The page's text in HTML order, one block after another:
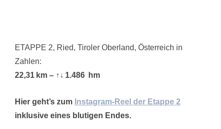
ETAPPE 2, Ried, Tiroler Oberland, Österreich in
Zahlen:
22,31 km – ↑ ↓ 1.486 hm
Hier geht’s zum Instagram-Reel der Etappe 2
inklusive eines blutigen Endes.